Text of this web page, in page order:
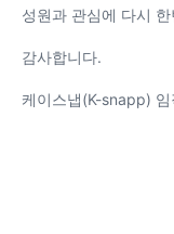
성원과 관심에 다시
감사합니다.
케이스냅(K-snapp) 임